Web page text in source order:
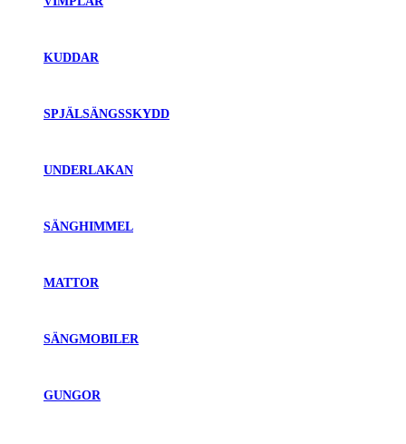
KUDDAR
SPJÄLSÄNGSSKYDD
UNDERLAKAN
SÄNGHIMMEL
MATTOR
SÄNGMOBILER
GUNGOR